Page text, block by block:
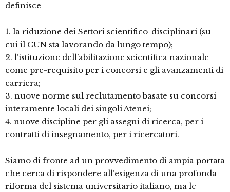
definisce
1. la riduzione dei Settori scientifico-disciplinari (su
cui il CUN sta lavorando da lungo tempo);
2. l’istituzione dell’abilitazione scientifica nazionale
come pre-requisito per i concorsi e gli avanzamenti di
carriera;
3. nuove norme sul reclutamento basate su concorsi
interamente locali dei singoli Atenei;
4. nuove discipline per gli assegni di ricerca, per i
contratti di insegnamento, per i ricercatori.
Siamo di fronte ad un provvedimento di ampia portata
che cerca di rispondere all’esigenza di una profonda
riforma del sistema universitario italiano, ma le